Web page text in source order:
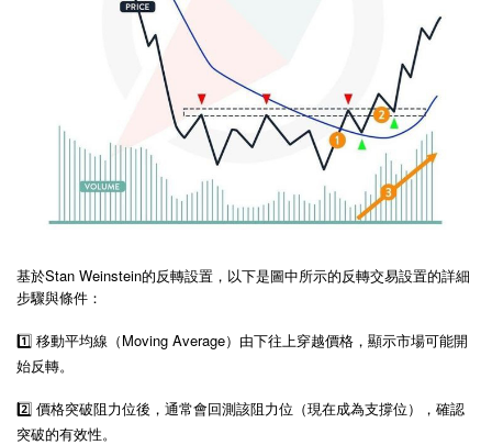
基於Stan Weinstein的反轉設置，以下是圖中所示的反轉交易設置的詳細
步驟與條件：
1️⃣ 移動平均線（Moving Average）由下往上穿越價格，顯示市場可能開
始反轉。
2️⃣ 價格突破阻力位後，通常會回測該阻力位（現在成為支撐位），確認
突破的有效性。